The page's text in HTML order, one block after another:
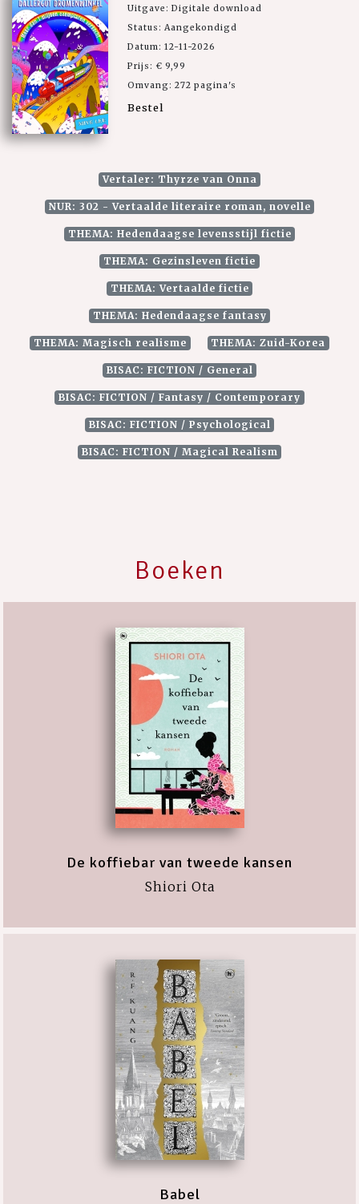
Uitgave: Digitale download
Status: Aangekondigd
Datum: 12-11-2026
Prijs: € 9,99
Omvang: 272 pagina's
Bestel
Vertaler: Thyrze van Onna
NUR: 302 - Vertaalde literaire roman, novelle
THEMA: Hedendaagse levensstijl fictie
THEMA: Gezinsleven fictie
THEMA: Vertaalde fictie
THEMA: Hedendaagse fantasy
THEMA: Magisch realisme THEMA: Zuid-Korea
BISAC: FICTION / General
BISAC: FICTION / Fantasy / Contemporary
BISAC: FICTION / Psychological
BISAC: FICTION / Magical Realism
Boeken
De koffiebar van tweede kansen
Shiori Ota
Babel